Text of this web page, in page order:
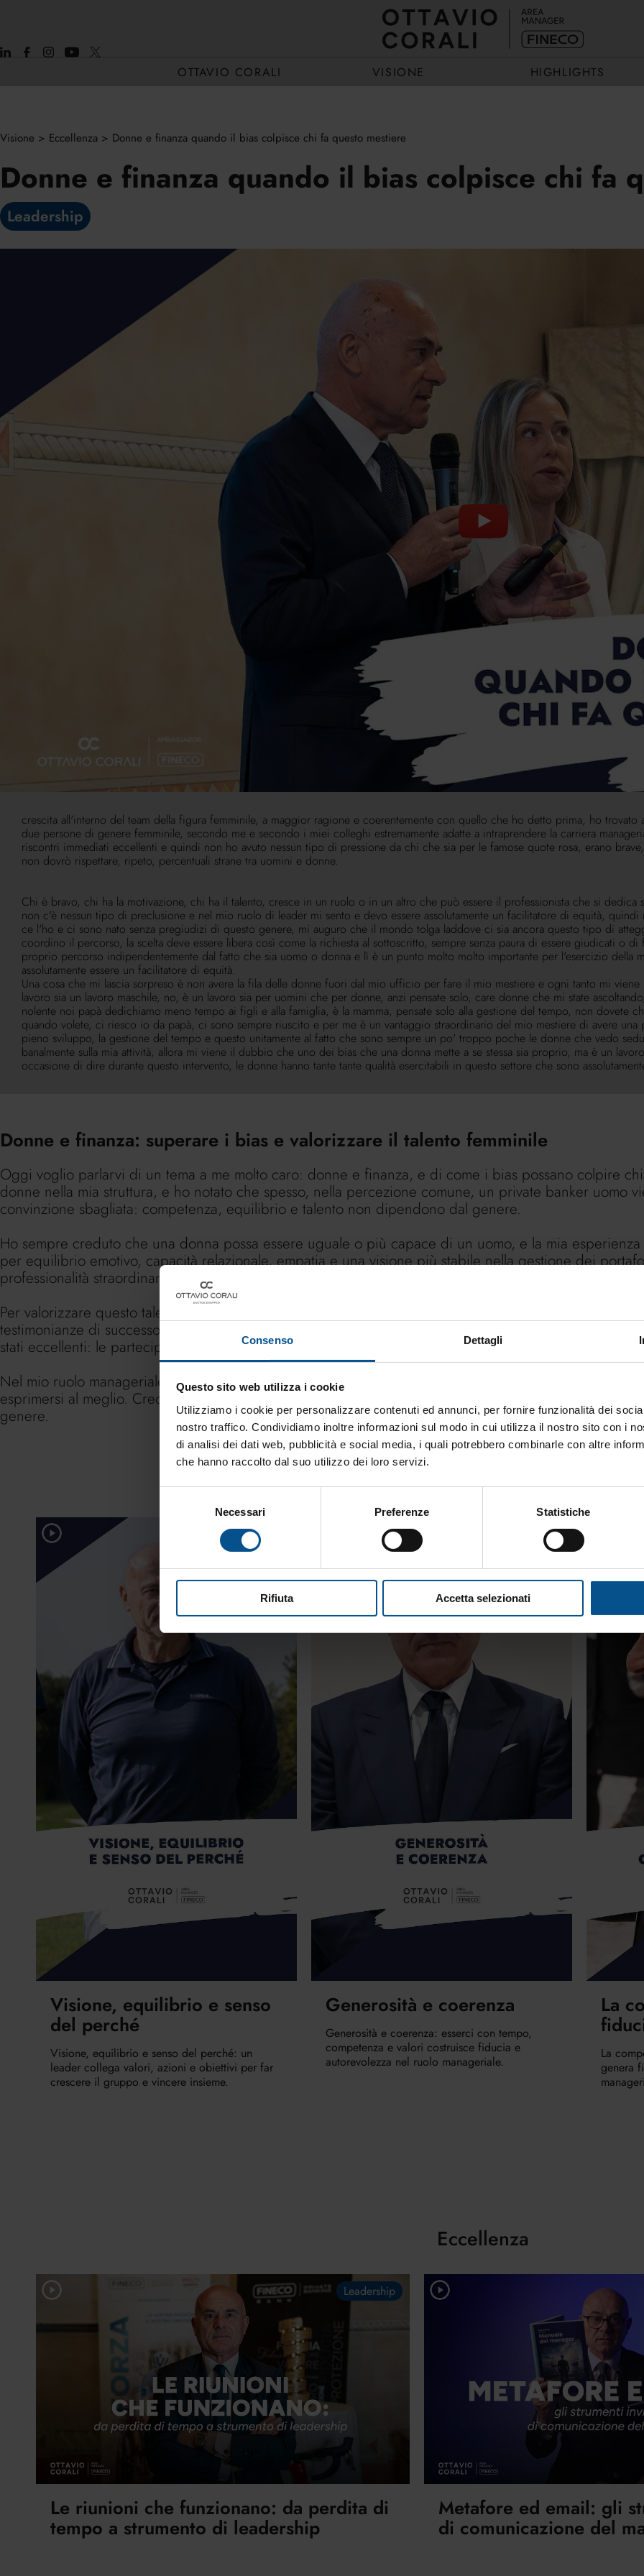
Consenso Dettagli
Questo sito web utilizza i cookie
Utilizziamo i cookie per personalizzare contenuti ed annunci, per fornire funzionalità dei
nostro traffico. Condividiamo inoltre informazioni sul modo in cui utilizza il nostro sito con i
di analisi dei dati web, pubblicità e social media, i quali potrebbero combinarle con altre
che hanno raccolto dal suo utilizzo dei loro servizi.
Necessari Preferenze Statistiche
Rifiuta Accetta selezionati
OTTAVIO CORALI VISIONE
ESEMPIO
HIGHLIGHTS
STORIE
Visione > Eccellenza > Donne e finanza quando il bias colpisce chi fa questo mestiere
Donne e finanza quando il bias colpisce chi fa
Leadership
Ciao, sono Ottavio, Ottavio Corali. Oggi parliamo di un argomento a me molto caro, donne e finanza quando il bias colpisce chi
Dicevamo donne e finanza quando il bias colpisce chi fa questo mestiere.
Ci tengo talmente tanto che mi sono preso anche gli appunti. Ho la fortuna di avere nella struttura che coordino ben 54 donne e
uomo sia più autorevole. E allora ci abbiamo lavorato sopra perché ho notato nel corso del tempo, e qualche donna poi magari
nemico della mia collega, della donna, sia la donna stessa.
Allora ci abbiamo lavorato sopra, ne abbiamo discusso, ci siamo messi in riunione, ne abbiamo parlato. E è vero, aggiungo
ma sentendo fuori che una donna debba spesso dimostrare molto più del suo collega uomo. Io ho la fortuna di non aver mai
nemmeno in famiglia, perché io e mia sorella e mio padre non abbiamo mai aiutato mia madre.
Ognuno aveva il proprio compito, e non c'è mai stata differenza tra uomo e donna. E quindi trovarlo sul mondo del lavoro è
Non amo le quote a rosa, coerentemente con quello che ho appena detto.
Una donna è uguale a un uomo, se un uomo è bravo è bravo, se una donna è brava è brava, se una donna è più brava di un
nel mio ruolo manageriale, in questo tipo di contesto professionale, in questa azienda posso esprimere al meglio questo che per
Anzi, nella mia attività ho coordinato tante donne nel corso degli anni e ho sempre riscontrato una serie di qualità molto
delle differenze. Delle differenze, non c'è uno più bravo, uno meglio, uno peggio, delle differenze però che sono reali e lo dico
Noi maschietti per caratteristica ci gasiamo nei momenti di positività, ci abbattiamo e anche con una certa velocità nei momenti
del cliente, delle aspettative, di quelli che sono i momenti di tensione, una donna rimane sempre molto equilibrata, è nella natura
uomini siamo quelli che a 37,1 di febbre si mettono a letto, sono disperati. Se fate caso alle pubblicità anche delle medicine qui
sembra morto, che prende la pastiglia, che lo rimette in vita, è un uomo e questo si riflette anche sul lavoro.
Le donne sono stupende sotto questo punto di vista, non ho mai vissuto anche il luogo comune che se una donna va da un
dovrebbe essere presa. Non è vero, vale per un uomo, vale per una donna, dipende come ti poni. Sanno ascoltare meglio, c'è
in empatia più velocemente col cliente, indipendentemente dall'età questo.
Siccome ci credo molto, vi porto un'esperienza recente che abbiamo costruito per le nostre donne, fatemelo passare, ma
più questo valore. Diviso in tre gruppi da 18 persone, 18 perché 54 diviso 3 veniva bene, è un numero gestibile. Abbiamo
professioniste di altissimo livello che abbiamo cercato e trovato sul mercato anche per conoscenze personali e abbiamo
che sono andati al di là di ogni più rosea aspettativa e ovviamente, lo sottolineo, erano totalmente dedicati al gruppo delle
Quindi non c'era Ottavio o qualcuno della struttura manageriale o qualche collega, no, solo donne. Avevamo aperto questo
gruppo delle donne, portando testimonianze di successo, lì proprio per favorire ancora più, non è una complessità che ho in
donne in aula, 54 private banker in quest'aula invitati e testimonianze femminili di successo di primo ordine da una pallavolista
momento ludico anche con una attrice comica, piuttosto che un momento di formazione tecnico-commerciale da
femminili, perché sono brave.
crescita all'interno del team della figura femminile, a maggior ragione e coerentemente con quello che ho detto prima, ho
due persone di genere femminile, secondo me e secondo i miei colleghi estremamente adatte a intraprendere la carriera
riscontri immediati eccellenti e quindi non ho avuto nessun tipo di pressione da chi che sia per le famose quote rosa, erano
non dovrò rispettare, ripeto, percentuali strane tra uomini e donne.
Chi è bravo, chi ha la motivazione, chi ha il talento, cresce in un ruolo o in un altro che può essere il professionista che si
non c'è nessun tipo di preclusione e nel mio ruolo di leader mi sento e devo essere assolutamente un facilitatore di equità,
ce l'ho e ci sono nato senza pregiudizi di questo genere, mi auguro che il mondo tolga laddove ci sia ancora questo tipo di
coordino il percorso, la scelta deve essere libera così come la richiesta al sottoscritto, sempre senza paura di essere giudicati o
proprio percorso indipendentemente dal fatto che sia uomo o donna e lì è un punto molto molto importante per l'esercizio della
assolutamente essere un facilitatore di equità.
Una cosa che mi lascia sorpreso è non avere la fila delle donne fuori dal mio ufficio per fare il mio mestiere e ogni tanto mi
lavoro sia un lavoro maschile, no, è un lavoro sia per uomini che per donne, anzi pensate solo, care donne che mi state
nolente noi papà dedichiamo meno tempo ai figli e alla famiglia, è la mamma, pensate solo alla gestione del tempo, non dovete
quando volete, ci riesco io da papà, ci sono sempre riuscito e per me è un vantaggio straordinario del mio mestiere di avere
pieno sviluppo, la gestione del tempo e questo unitamente al fatto che sono sempre un po' troppo poche le donne che vedo
banalmente sulla mia attività, allora mi viene il dubbio che uno dei bias che una donna mette a se stessa sia proprio, ma è un
occasione di dire durante questo intervento, le donne hanno tante tante qualità esercitabili in questo settore che sono
Donne e finanza: superare i bias e valorizzare il talento femminile
Oggi voglio parlarvi di un tema a me molto caro: donne e finanza, e di come i bias possano colpire
donne nella mia struttura, e ho notato che spesso, nella percezione comune, un private banker uomo
convinzione sbagliata: competenza, equilibrio e talento non dipendono dal genere.
Ho sempre creduto che una donna possa essere uguale o più capace di un uomo, e la mia
per equilibrio emotivo, capacità relazionale, empatia e una visione più stabile nella gestione dei
professionalità straordinaria.
Per valorizzare questo talento, abbiamo costruito un percorso dedicato alle donne del mio team:
testimonianze di successo da figure femminili di spicco come Maurizia Cacciatori e momenti ludico-
stati eccellenti: le partecipanti hanno acquisito strumenti per crescere e sviluppare leadership, senza
Nel mio ruolo manageriale, il mio compito è facilitare equità e valorizzare il talento, creando percorsi
esprimersi al meglio. Credo fortemente che la finanza sia un settore aperto a tutti: capacità,
genere.
Esempio
Visione, equilibrio e senso
del perché
Leadership
Visione, equilibrio e senso del perché: un
leader collega valori, azioni e obiettivi per far
crescere il gruppo e vincere insieme.
Generosità e coerenza
Leadership
Generosità e coerenza: esserci con tempo,
competenza e valori costruisce fiducia e
autorevolezza nel ruolo manageriale.
La
La
genera
Eccellenza
Le riunioni che funzionano: da perdita di
tempo a strumento di leadership
Leadership
Metafore ed email: gli
di comunicazione del